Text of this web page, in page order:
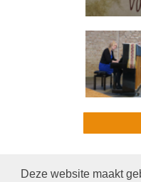
Deze website maakt